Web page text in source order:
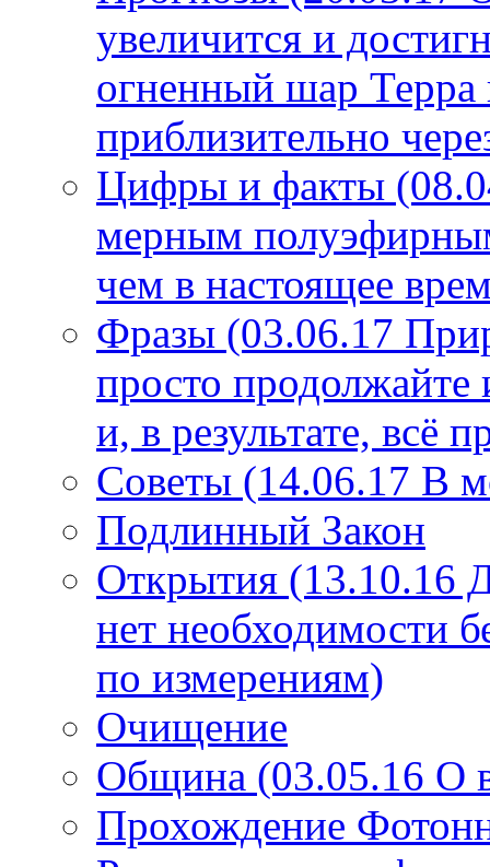
увеличится и
огненный шар Терра
приблизительно
Цифры и факты
мерным
чем в настоящее
Фразы (03.06.17
просто продолжайте
и, в результате, всё
Советы (14.06.17 В
Подлинный Закон
Открытия (13.10.16
нет необходимости
по измерениям)
Очищение
Община (03.05.16 О
Прохождение